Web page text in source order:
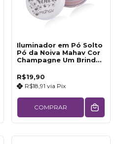
Iluminador em Pó Solto
Pó da Noiva Mahav Cor
Champagne Um Brinde
R$19,90
R$18,91 via Pix
COMPRAR